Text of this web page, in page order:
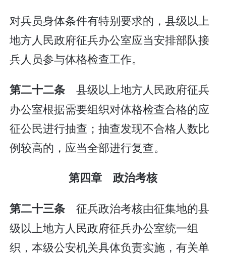
对兵员身体条件有特别要求的，县级以上
地方人民政府征兵办公室应当安排部队接
兵人员参与体格检查工作。
第二十二条 县级以上地方人民政府征兵
办公室根据需要组织对体格检查合格的应
征公民进行抽查；抽查发现不合格人数比
例较高的，应当全部进行复查。
第四章 政治考核
第二十三条 征兵政治考核由征集地的县
级以上地方人民政府征兵办公室统一组
织，本级公安机关具体负责实施，有关单